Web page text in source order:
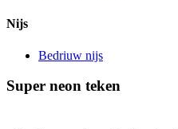
Nijs
Bedriuw nijs
Super neon teken